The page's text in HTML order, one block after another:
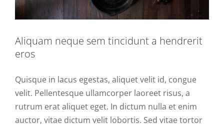
Aliquam neque sem tincidunt a hendrerit
eros
Quisque in lacus egestas, aliquet velit id, congue
velit. Pellentesque ullamcorper laoreet risus, a
rutrum erat aliquet eget. In dictum nulla et enim
auctor, vitae dictum velit lobortis. Sed vitae tortor